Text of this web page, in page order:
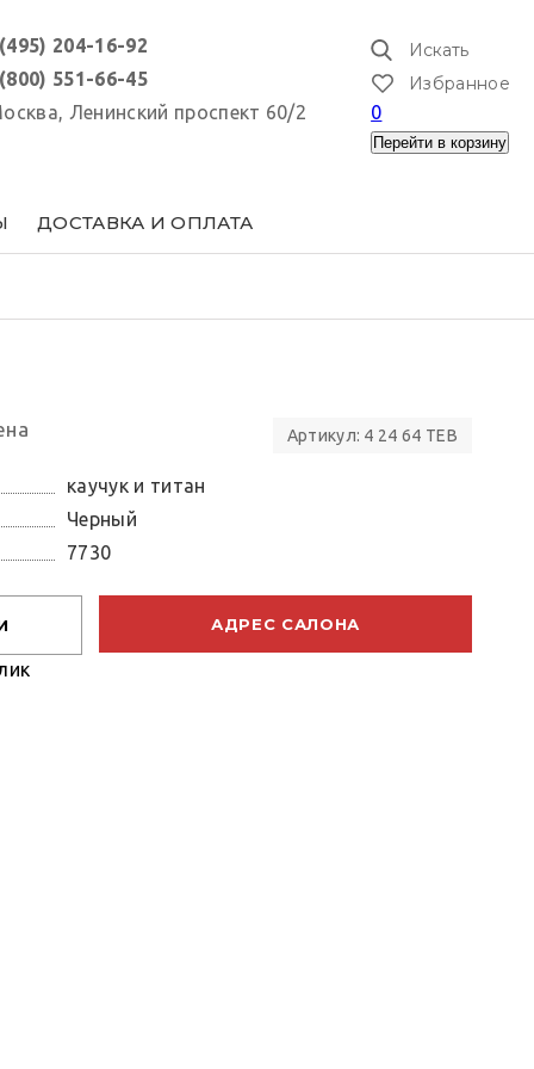
204-16-92
551-66-45
Ленинский проспект 60/2
Искать
Избранное
0
Перейти в корзину
ДОСТАВКА И ОПЛАТА
Артикул: 4 24 64 TEB
каучук и титан
Черный
7730
АДРЕС САЛОНА